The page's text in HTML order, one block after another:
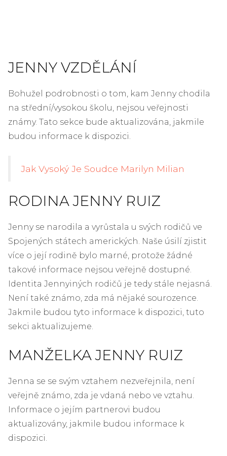
JENNY VZDĚLÁNÍ
Bohužel podrobnosti o tom, kam Jenny chodila
na střední/vysokou školu, nejsou veřejnosti
známy. Tato sekce bude aktualizována, jakmile
budou informace k dispozici.
Jak Vysoký Je Soudce Marilyn Milian
RODINA JENNY RUIZ
Jenny se narodila a vyrůstala u svých rodičů ve
Spojených státech amerických. Naše úsilí zjistit
více o její rodině bylo marné, protože žádné
takové informace nejsou veřejně dostupné.
Identita Jennyiných rodičů je tedy stále nejasná.
Není také známo, zda má nějaké sourozence.
Jakmile budou tyto informace k dispozici, tuto
sekci aktualizujeme.
MANŽELKA JENNY RUIZ
Jenna se se svým vztahem nezveřejnila, není
veřejně známo, zda je vdaná nebo ve vztahu.
Informace o jejím partnerovi budou
aktualizovány, jakmile budou informace k
dispozici.